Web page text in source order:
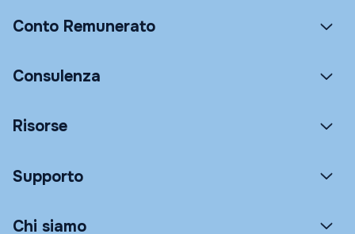
Conto Remunerato
Consulenza
Risorse
Supporto
Chi siamo